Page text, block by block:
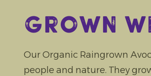
Grown
Our Organic Raingrown
people and nature. They